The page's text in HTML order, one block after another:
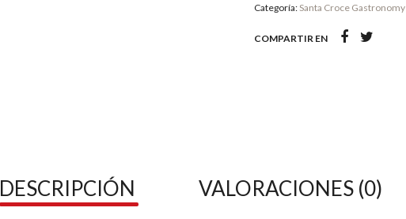
Categoría: Santa Croce Gastronomy
COMPARTIR EN
DESCRIPCIÓN VALORACIONES (0)